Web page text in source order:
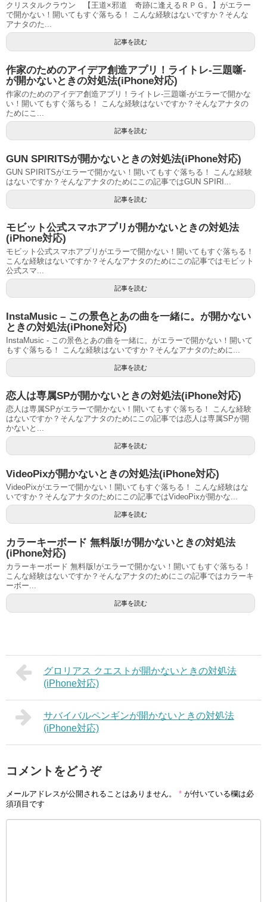
クリスタルクラウン 【王道×邪道 奇跡に逢えるＲＰＧ。】がエラー
で開かない！開いてもすぐ落ちる！ こんな経験はないですか？そんな
アナタのた...
記事を読む
作家のためのアイデア創造アプリ！ライトレ-三題噺-
が開かないときの対処法(iPhone対応)
作家のためのアイデア創造アプリ！ライトレ-三題噺-がエラーで開かな
い！開いてもすぐ落ちる！ こんな経験はないですか？そんなアナタの
ためにこ...
記事を読む
GUN SPIRITSが開かないときの対処法(iPhone対応)
GUN SPIRITSがエラーで開かない！開いてもすぐ落ちる！ こんな経験
はないですか？そんなアナタのためにこの記事ではGUN SPIRI...
記事を読む
モビット公式スマホアプリが開かないときの対処法
(iPhone対応)
モビット公式スマホアプリがエラーで開かない！開いてもすぐ落ちる！
こんな経験はないですか？そんなアナタのためにこの記事ではモビット
公式スマ...
記事を読む
InstaMusic – この景色とあの曲を一緒に。が開かない
ときの対処法(iPhone対応)
InstaMusic - この景色とあの曲を一緒に。がエラーで開かない！開いて
もすぐ落ちる！ こんな経験はないですか？そんなアナタのために...
記事を読む
恋人は専属SPが開かないときの対処法(iPhone対応)
恋人は専属SPがエラーで開かない！開いてもすぐ落ちる！ こんな経験
はないですか？そんなアナタのためにこの記事では恋人は専属SPが開
かないと...
記事を読む
VideoPixが開かないときの対処法(iPhone対応)
VideoPixがエラーで開かない！開いてもすぐ落ちる！ こんな経験はな
いですか？そんなアナタのためにこの記事ではVideoPixが開かな...
記事を読む
カラーキーボード 無料版!が開かないときの対処法
(iPhone対応)
カラーキーボード 無料版!がエラーで開かない！開いてもすぐ落ちる！
こんな経験はないですか？そんなアナタのためにこの記事ではカラーキ
ーボー...
記事を読む
グロリアス クエストが開かないときの対処法
(iPhone対応)
サバイバルペンギンが開かないときの対処法
(iPhone対応)
コメントをどうぞ
メールアドレスが公開されることはありません。 * が付いている欄は必
須項目です